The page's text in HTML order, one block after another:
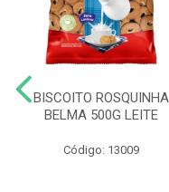
BISCOITO ROSQUINHA
BELMA 500G LEITE
Código: 13009